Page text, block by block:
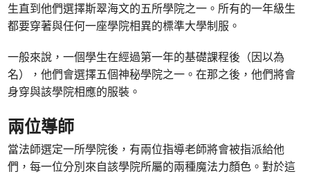
生直到他們選擇斯翠海文的五所學院之一。所有的一年級生
都要穿著與任何一座學院相異的標準大學制服。
一般來說，一個學生在經過第一年的基礎課程後（因以為
名），他們會選擇五個神秘學院之一。在那之後，他們將會
身穿與該學院相應的服裝。
兩位導師
當法師選定一所學院後，有兩位指導老師將會被指派給他
們，每一位分別來自該學院所屬的兩種魔法力顏色。對於這